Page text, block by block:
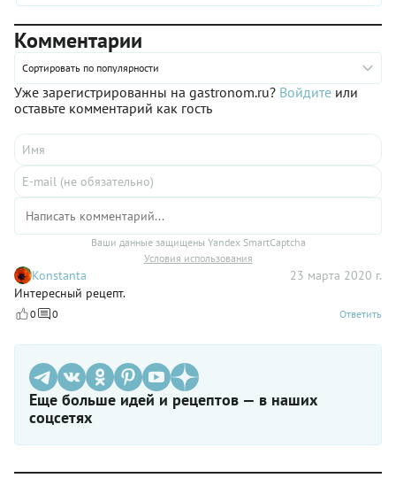
Комментарии
Сортировать по популярности
Уже зарегистрированны на gastronom.ru? Войдите или
оставьте комментарий как гость
Ваши данные защищены Yandex SmartCaptcha
Условия использования
Konstanta
23 марта 2020 г.
Интересный рецепт.
0 0 Ответить
Еще больше идей и рецептов — в наших
соцсетях